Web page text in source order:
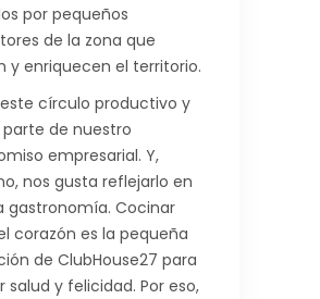
por pequeños
de la zona que
y enriquecen el territorio.
círculo productivo y
de nuestro
empresarial. Y,
nos gusta reflejarlo en
gastronomía. Cocinar
corazón es la pequeña
de ClubHouse27 para
salud y felicidad. Por eso,